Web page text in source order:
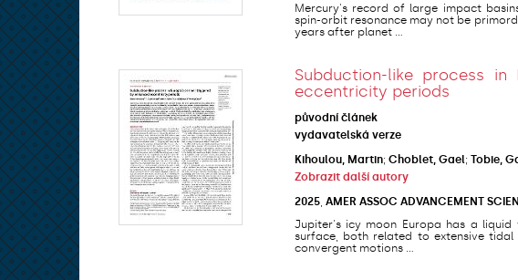
Mercury's record of large impact
spin-orbit resonance may not be
years after planet ...
Subduction-like process
eccentricity periods
původní článek
vydavatelská verze
Kihoulou, Martin; Choblet, Gael; Tobie,
Zobrazit další autory
2025, AMER ASSOC ADVANCEMENT
Jupiter's icy moon Europa has a
surface, both related to extensive
convergent motions ...